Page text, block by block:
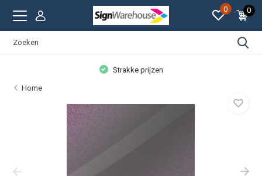
0 0
Strakke prijzen
Home